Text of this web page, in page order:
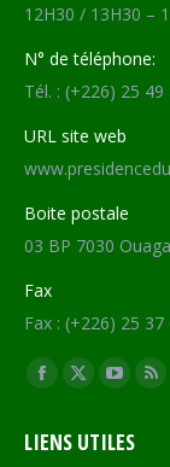
12H30 / 13H30 –
N° de téléphone:
Tél. : (+226) 25 49
URL site web
Boite postale
03 BP 7030
Fax
Fax : (+226) 25
Trouvez nous sur :
Facebook
opens
X
opensopens
LIENS UTILES